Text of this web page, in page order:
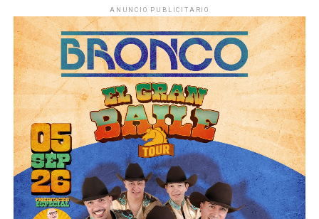
ANUNCIO PUBLICITARIO